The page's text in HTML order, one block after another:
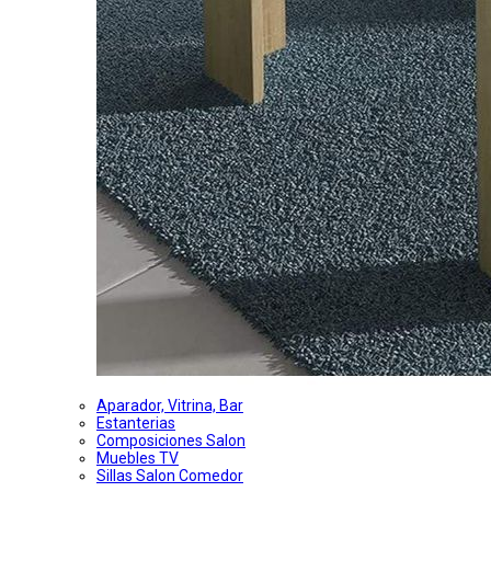
Aparador, Vitrina, Bar
Estanterias
Composiciones Salon
Muebles TV
Sillas Salon Comedor